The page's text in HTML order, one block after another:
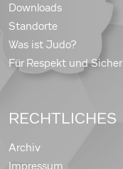
Downloads
Standorte
Was ist Judo?
Für Respekt und
RECHTLICHES
Archiv
Impressum